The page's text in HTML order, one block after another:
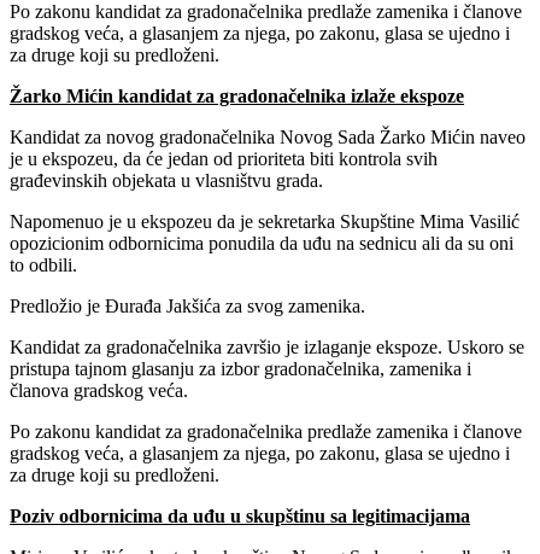
Po zakonu kandidat za gradonačelnika predlaže zamenika i članove
gradskog veća, a glasanjem za njega, po zakonu, glasa se ujedno i
za druge koji su predloženi.
Žarko Mićin kandidat za gradonačelnika izlaže ekspoze
Kandidat za novog gradonačelnika Novog Sada Žarko Mićin naveo
je u ekspozeu, da će jedan od prioriteta biti kontrola svih
građevinskih objekata u vlasništvu grada.
Napomenuo je u ekspozeu da je sekretarka Skupštine Mima Vasilić
opozicionim odbornicima ponudila da uđu na sednicu ali da su oni
to odbili.
Predložio je Đurađa Jakšića za svog zamenika.
Kandidat za gradonačelnika završio je izlaganje ekspoze. Uskoro se
pristupa tajnom glasanju za izbor gradonačelnika, zamenika i
članova gradskog veća.
Po zakonu kandidat za gradonačelnika predlaže zamenika i članove
gradskog veća, a glasanjem za njega, po zakonu, glasa se ujedno i
za druge koji su predloženi.
Poziv odbornicima da uđu u skupštinu sa legitimacijama